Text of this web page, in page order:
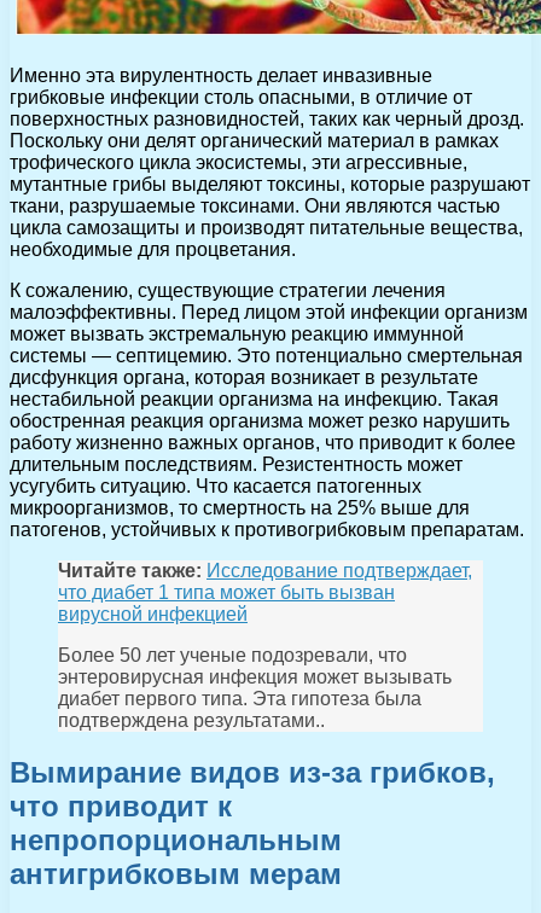
Именно эта вирулентность делает инвазивные
грибковые инфекции столь опасными, в отличие от
поверхностных разновидностей, таких как черный дрозд.
Поскольку они делят органический материал в рамках
трофического цикла экосистемы, эти агрессивные,
мутантные грибы выделяют токсины, которые разрушают
ткани, разрушаемые токсинами. Они являются частью
цикла самозащиты и производят питательные вещества,
необходимые для процветания.
К сожалению, существующие стратегии лечения
малоэффективны. Перед лицом этой инфекции организм
может вызвать экстремальную реакцию иммунной
системы — септицемию. Это потенциально смертельная
дисфункция органа, которая возникает в результате
нестабильной реакции организма на инфекцию. Такая
обостренная реакция организма может резко нарушить
работу жизненно важных органов, что приводит к более
длительным последствиям. Резистентность может
усугубить ситуацию. Что касается патогенных
микроорганизмов, то смертность на 25% выше для
патогенов, устойчивых к противогрибковым препаратам.
Читайте также: Исследование подтверждает,
что диабет 1 типа может быть вызван
вирусной инфекцией
Более 50 лет ученые подозревали, что
энтеровирусная инфекция может вызывать
диабет первого типа. Эта гипотеза была
подтверждена результатами..
Вымирание видов из-за грибков,
что приводит к
непропорциональным
антигрибковым мерам